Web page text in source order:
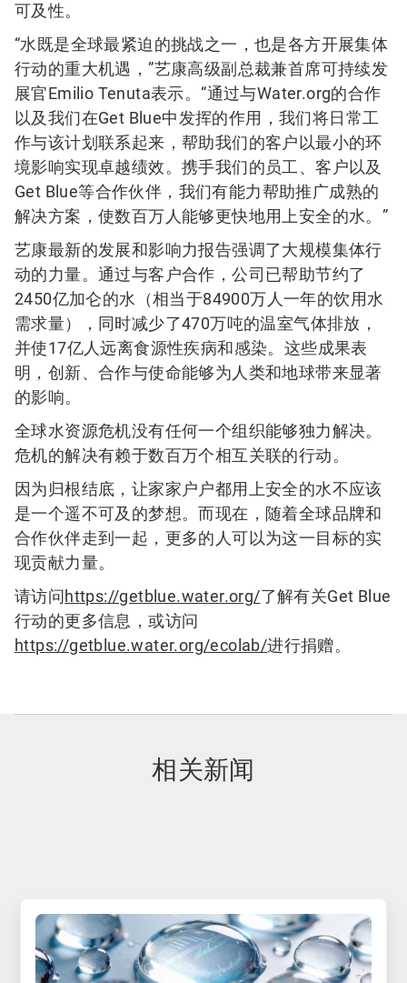
可及性。
“水既是全球最紧迫的挑战之一，也是各方开展集体
行动的重大机遇，”艺康高级副总裁兼首席可持续发
展官Emilio Tenuta表示。“通过与Water.org的合作
以及我们在Get Blue中发挥的作用，我们将日常工
作与该计划联系起来，帮助我们的客户以最小的环
境影响实现卓越绩效。携手我们的员工、客户以及
Get Blue等合作伙伴，我们有能力帮助推广成熟的
解决方案，使数百万人能够更快地用上安全的水。”
艺康最新的发展和影响力报告强调了大规模集体行
动的力量。通过与客户合作，公司已帮助节约了
2450亿加仑的水（相当于84900万人一年的饮用水
需求量），同时减少了470万吨的温室气体排放，
并使17亿人远离食源性疾病和感染。这些成果表
明，创新、合作与使命能够为人类和地球带来显著
的影响。
全球水资源危机没有任何一个组织能够独力解决。
危机的解决有赖于数百万个相互关联的行动。
因为归根结底，让家家户户都用上安全的水不应该
是一个遥不可及的梦想。而现在，随着全球品牌和
合作伙伴走到一起，更多的人可以为这一目标的实
现贡献力量。
请访问https://getblue.water.org/了解有关Get Blue
行动的更多信息，或访问
https://getblue.water.org/ecolab/进行捐赠。
相关新闻